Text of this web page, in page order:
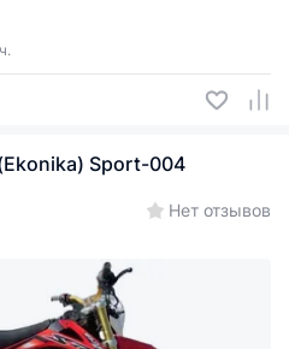
Sport-004
Нет отзывов